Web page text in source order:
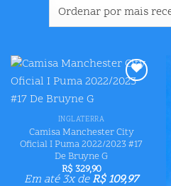
INGLATERRA
Camisa Manchester City
Oficial I Puma 2022/2023 #17
De Bruyne G
R$ 329,90
Em até 3x deR$109,97